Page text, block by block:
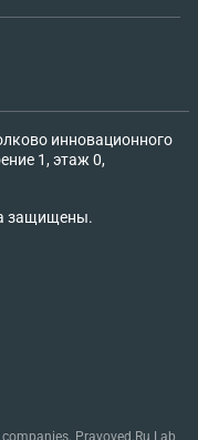
инновационного
1, этаж 0,
защищены.
Pravoved.Ru Lab